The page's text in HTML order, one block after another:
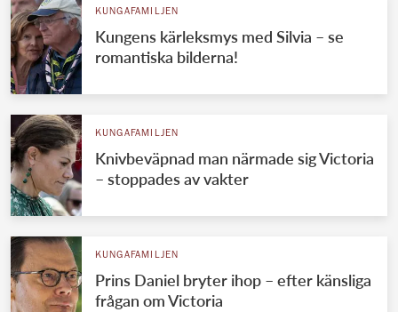
KUNGAFAMILJEN
Kungens kärleksmys med Silvia – se
romantiska bilderna!
KUNGAFAMILJEN
Knivbeväpnad man närmade sig Victoria
– stoppades av vakter
KUNGAFAMILJEN
Prins Daniel bryter ihop – efter känsliga
frågan om Victoria